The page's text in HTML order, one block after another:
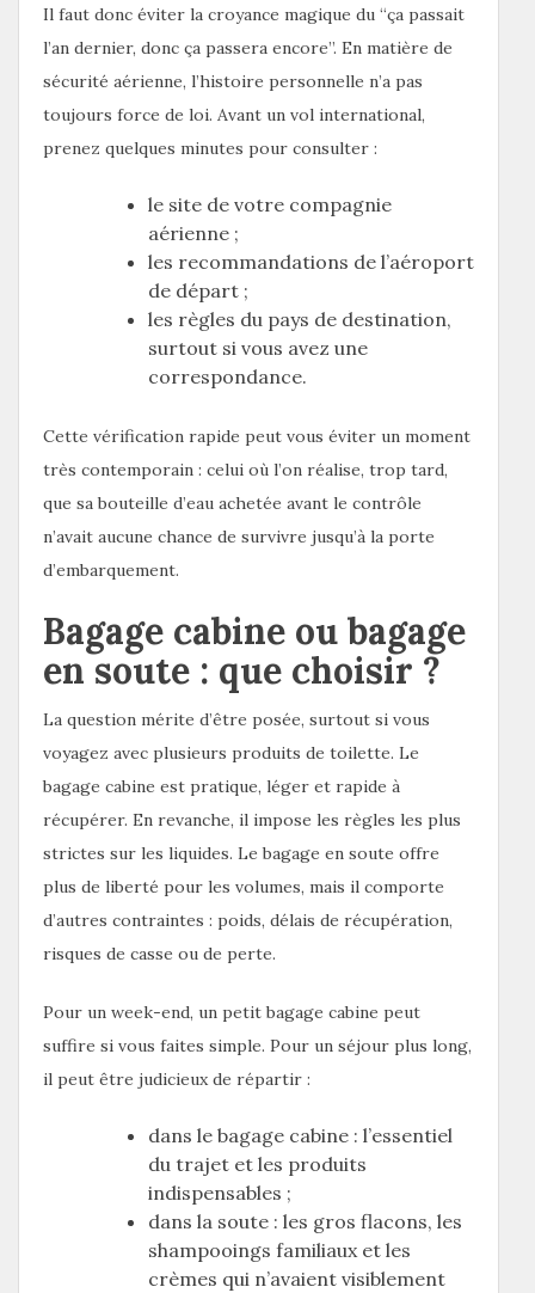
Il faut donc éviter la croyance magique du “ça passait
l’an dernier, donc ça passera encore”. En matière de
sécurité aérienne, l’histoire personnelle n’a pas
toujours force de loi. Avant un vol international,
prenez quelques minutes pour consulter :
le site de votre compagnie
aérienne ;
les recommandations de l’aéroport
de départ ;
les règles du pays de destination,
surtout si vous avez une
correspondance.
Cette vérification rapide peut vous éviter un moment
très contemporain : celui où l’on réalise, trop tard,
que sa bouteille d’eau achetée avant le contrôle
n’avait aucune chance de survivre jusqu’à la porte
d’embarquement.
Bagage cabine ou bagage
en soute : que choisir ?
La question mérite d’être posée, surtout si vous
voyagez avec plusieurs produits de toilette. Le
bagage cabine est pratique, léger et rapide à
récupérer. En revanche, il impose les règles les plus
strictes sur les liquides. Le bagage en soute offre
plus de liberté pour les volumes, mais il comporte
d’autres contraintes : poids, délais de récupération,
risques de casse ou de perte.
Pour un week-end, un petit bagage cabine peut
suffire si vous faites simple. Pour un séjour plus long,
il peut être judicieux de répartir :
dans le bagage cabine : l’essentiel
du trajet et les produits
indispensables ;
dans la soute : les gros flacons, les
shampooings familiaux et les
crèmes qui n’avaient visiblement